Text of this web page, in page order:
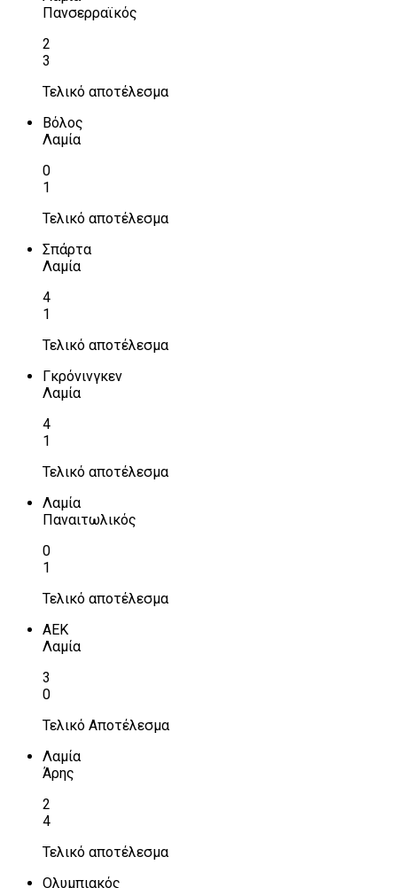
Πανσερραϊκός
2
3
Τελικό αποτέλεσμα
Βόλος
Λαμία
0
1
Τελικό αποτέλεσμα
Σπάρτα
Λαμία
4
1
Τελικό αποτέλεσμα
Γκρόνινγκεν
Λαμία
4
1
Τελικό αποτέλεσμα
Λαμία
Παναιτωλικός
0
1
Τελικό αποτέλεσμα
ΑΕΚ
Λαμία
3
0
Τελικό Αποτέλεσμα
Λαμία
Άρης
2
4
Τελικό αποτέλεσμα
Ολυμπιακός